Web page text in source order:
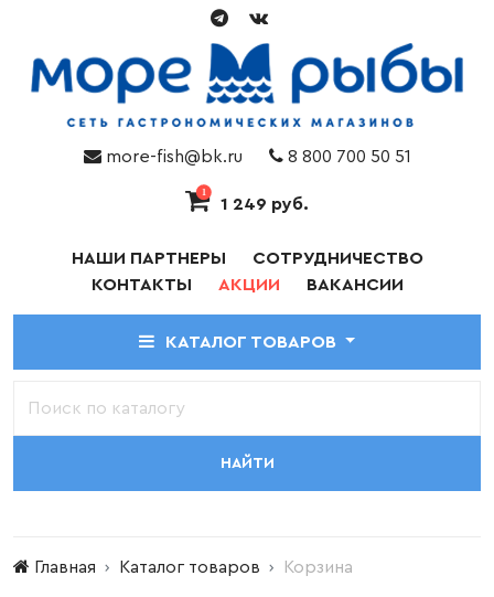
more-fish@bk.ru 8 800 700 50 51
1
1 249 руб.
НАШИ ПАРТНЕРЫ
СОТРУДНИЧЕСТВО
КОНТАКТЫ
АКЦИИ ВАКАНСИИ
КАТАЛОГ ТОВАРОВ
НАЙТИ
Главная Каталог товаров Корзина